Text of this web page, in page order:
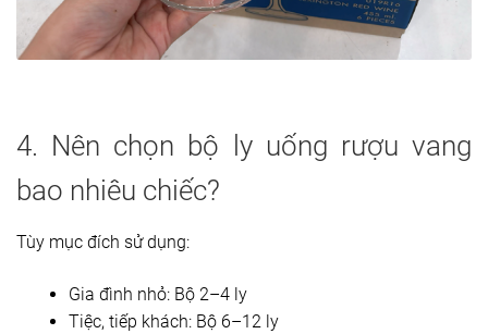
4. Nên chọn bộ ly uống rượu vang
bao nhiêu chiếc?
Tùy mục đích sử dụng:
Gia đình nhỏ: Bộ 2–4 ly
Tiệc, tiếp khách: Bộ 6–12 ly